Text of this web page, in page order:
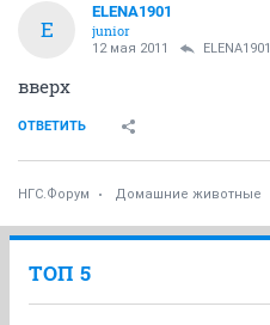
E
ELENA1901
junior
12 мая 2011 ELENA1901
вверх
ОТВЕТИТЬ
НГС.Форум Домашние животные
ТОП 5